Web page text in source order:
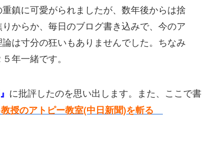
鎮に可愛がられましたが、数年後からは捨
からか、毎日のブログ書き込みで、今のア
は寸分の狂いもありませんでした。ちなみ
年一緒です。
に批評したのを思い出します。また、ここで書
授のアトピー教室(中日新聞)を斬る